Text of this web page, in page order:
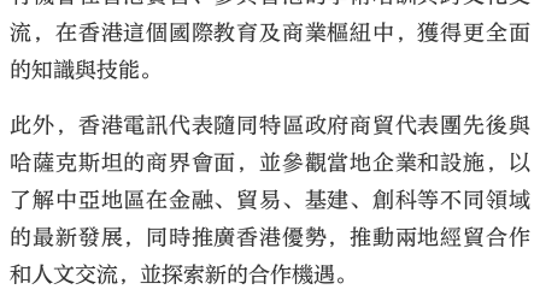
流，在香港這個國際教育及商業樞紐中，獲得更全面
的知識與技能。
此外，香港電訊代表隨同特區政府商貿代表團先後與
哈薩克斯坦的商界會面，並參觀當地企業和設施，以
了解中亞地區在金融、貿易、基建、創科等不同領域
的最新發展，同時推廣香港優勢，推動兩地經貿合作
和人文交流，並探索新的合作機遇。